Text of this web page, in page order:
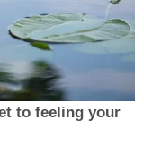
to feeling your